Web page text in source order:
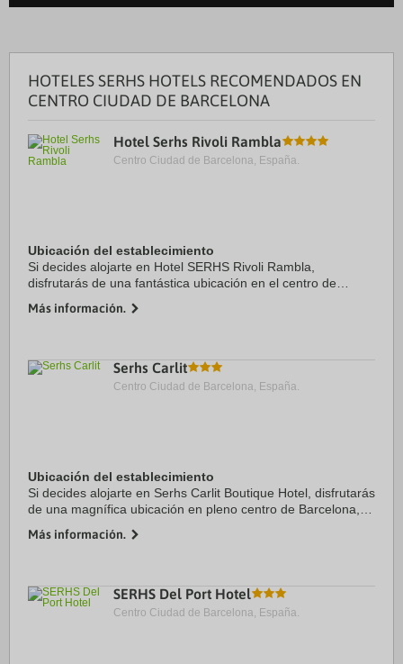
HOTELES SERHS HOTELS RECOMENDADOS EN
CENTRO CIUDAD DE BARCELONA
Hotel Serhs Rivoli Rambla
Centro Ciudad de Barcelona, España.
Ubicación del establecimiento
Si decides alojarte en Hotel SERHS Rivoli Rambla,
disfrutarás de una fantástica ubicación en el centro de
de Plaza de Catalunya. Además, este hotel ...
Más información.
Serhs Carlit
Centro Ciudad de Barcelona, España.
Ubicación del establecimiento
Si decides alojarte en Serhs Carlit Boutique Hotel, disfrutarás
de una magnífica ubicación en pleno centro de Barcelona, a
Además, este hotel se ...
Más información.
SERHS Del Port Hotel
Centro Ciudad de Barcelona, España.